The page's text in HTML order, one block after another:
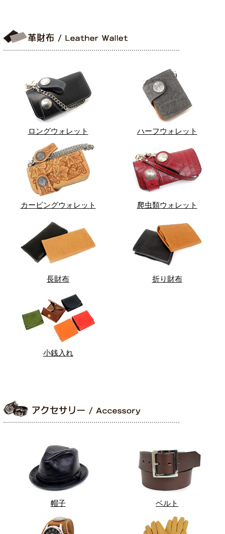
ロングウォレット ハーフウォレット
カービングウォレット 爬虫類ウォレット
長財布 折り財布
小銭入れ
帽子 ベルト